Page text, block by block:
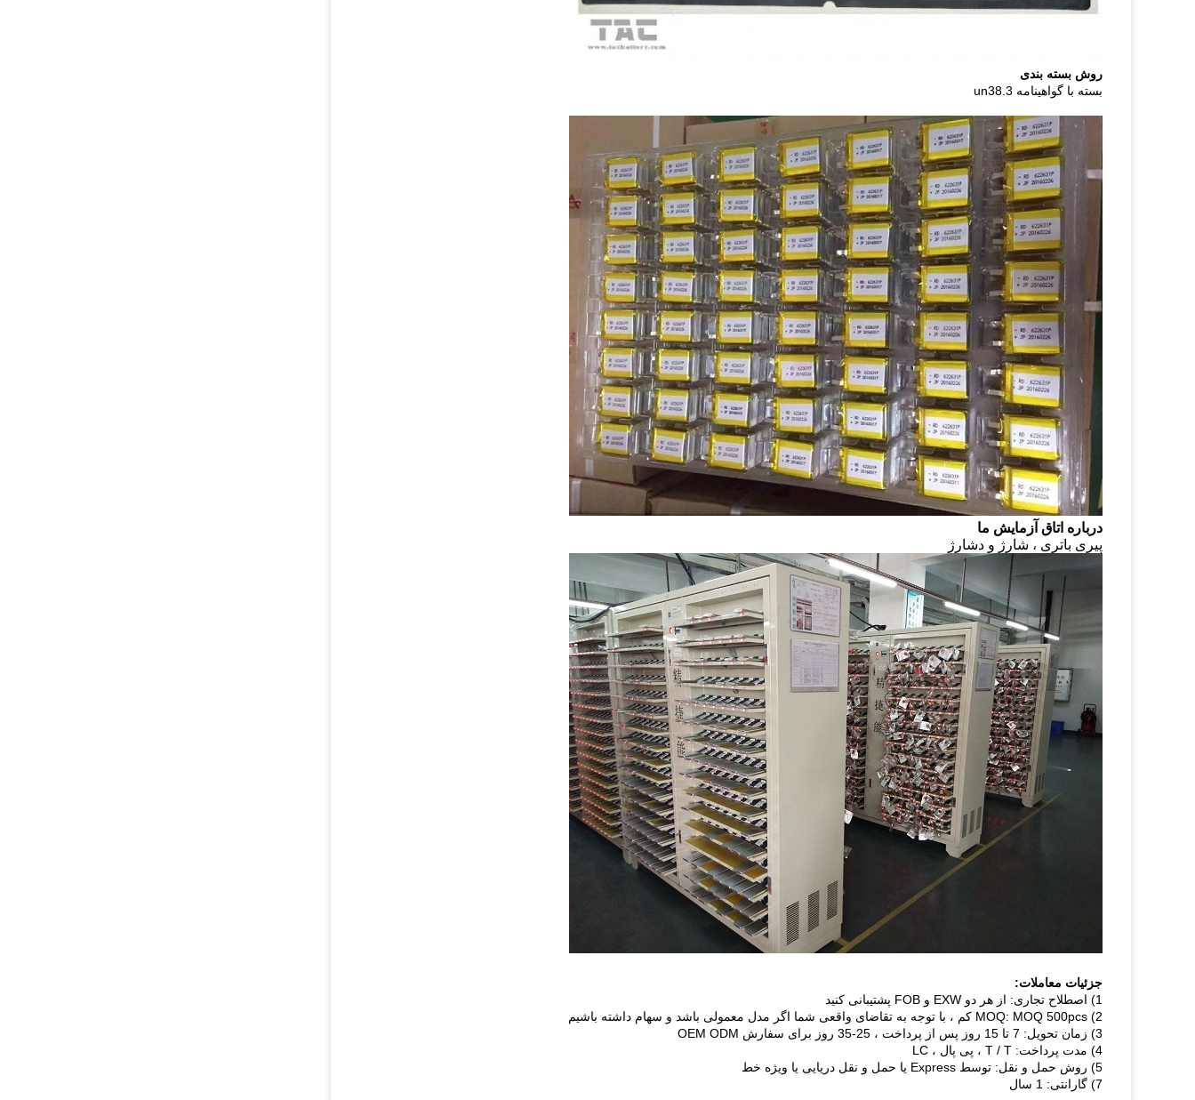
روش بسته بندی
بسته با گواهینامه un38.3
درباره اتاق آزمایش ما
پیری باتری ، شارژ و دشارژ
جزئیات معاملات:
1) اصطلاح تجاری: از هر دو EXW و FOB پشتیبانی کنید
2) MOQ: MOQ 500pcs کم ، با توجه به تقاضای واقعی شما اگر مدل معمولی باشد و سهام داشته باشیم
3) زمان تحویل: 7 تا 15 روز پس از پرداخت ، 25-35 روز برای سفارش OEM ODM
4) مدت پرداخت: T / T ، پی پال ، LC
5) روش حمل و نقل: توسط Express یا حمل و نقل دریایی یا ویژه خط
7) گارانتی: 1 سال